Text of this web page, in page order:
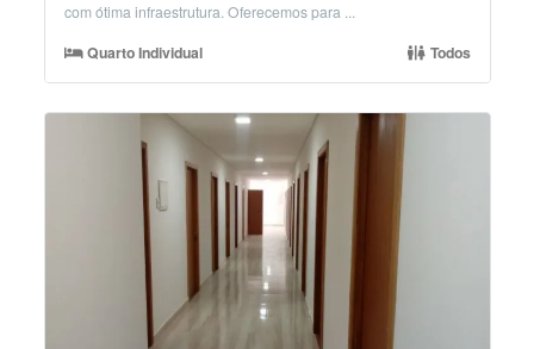
com ótima infraestrutura. Oferecemos para ...
Quarto Individual Todos